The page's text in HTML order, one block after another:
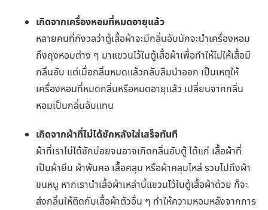
เกิดจากเครื่องหอมที่หมดอายุแล้ว
หลายคนที่กังวลว่าตู้เสื้อผ้าจะมีกลิ่นอับมักจะนำเครื่องหอม
ถึงถุงหอมต่าง ๆ มาแขวนไว้ในตู้เสื้อผ้าเพื่อทำให้ไม่ให้เสื้อมี
กลิ่นอับ แต่เมื่อกลิ่นหมดแล้วกลับลืมนำออก เป็นเหตุให้
เครื่องหอมที่หมดกลิ่นหรือหมดอายุแล้ว เปลี่ยนจากกลิ่น
หอมเป็นกลิ่นอับแทน
เกิดจากผ้าที่ไม่ได้ซักหลังใส่เสร็จทันที
ผ้าที่เราไม่ได้ซักบ่อยจนอาจเกิดกลิ่นอับตู้ ได้แก่ เสื้อผ้าที่
เป็นผ้ายีน ผ้าพันคอ เสื้อคลุม หรือผ้าคลุมไหล่ รวมไปถึงผ้า
ขนหนู หากเรานำเสื้อผ้าเหล่านี้แขวนไว้ในตู้เสื้อผ้าด้วย ก็จะ
ส่งกลิ่นให้ติดกับเสื้อผ้าตัวอื่น ๆ ทำให้ความหอมหลังจากการ